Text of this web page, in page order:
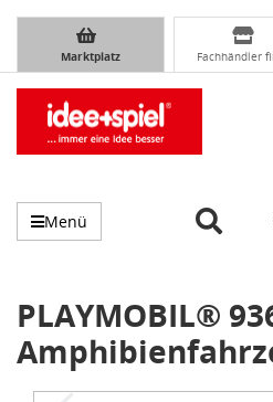
Marktplatz Fachhändler
Menü
PLAYMOBIL®